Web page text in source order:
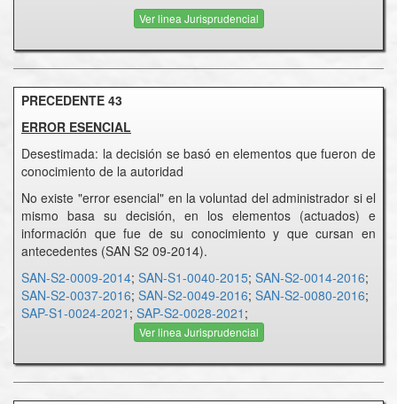
Ver linea Jurisprudencial
PRECEDENTE 43
ERROR ESENCIAL
Desestimada: la decisión se basó en elementos que fueron de
conocimiento de la autoridad
No existe "error esencial" en la voluntad del administrador si el
mismo basa su decisión, en los elementos (actuados) e
información que fue de su conocimiento y que cursan en
antecedentes (SAN S2 09-2014).
SAN-S2-0009-2014; SAN-S1-0040-2015; SAN-S2-0014-2016;
SAN-S2-0037-2016; SAN-S2-0049-2016; SAN-S2-0080-2016;
SAP-S1-0024-2021 ; SAP-S2-0028-2021 ;
Ver linea Jurisprudencial